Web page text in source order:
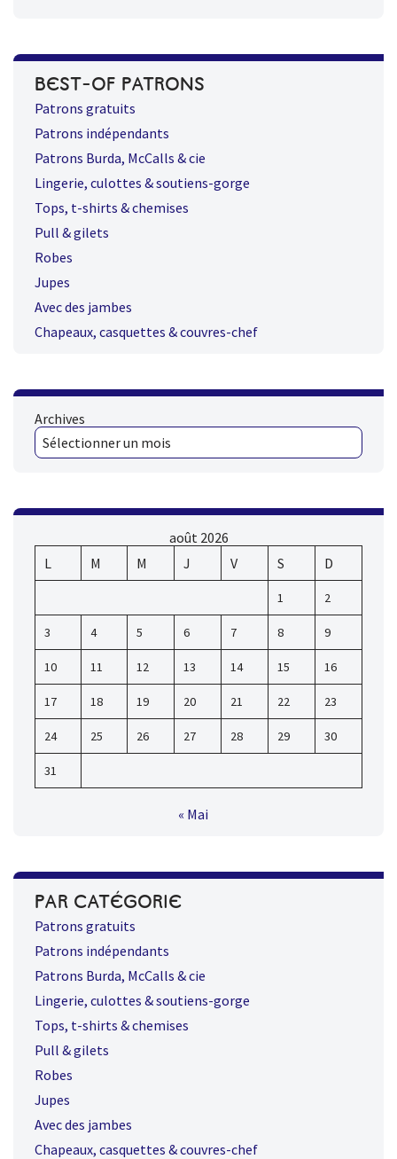
BEST-OF PATRONS
Patrons gratuits
Patrons indépendants
Patrons Burda, McCalls & cie
Lingerie, culottes & soutiens-gorge
Tops, t-shirts & chemises
Pull & gilets
Robes
Jupes
Avec des jambes
Chapeaux, casquettes & couvres-chef
Archives
août 2026
L
M M J V S D
1 2
3 4 5 6 7 8 9
10 11 12 13 14 15 16
17 18 19 20 21 22 23
24 25 26 27 28 29 30
31
« Mai
PAR CATÉGORIE
Patrons gratuits
Patrons indépendants
Patrons Burda, McCalls & cie
Lingerie, culottes & soutiens-gorge
Tops, t-shirts & chemises
Pull & gilets
Robes
Jupes
Avec des jambes
Chapeaux, casquettes & couvres-chef